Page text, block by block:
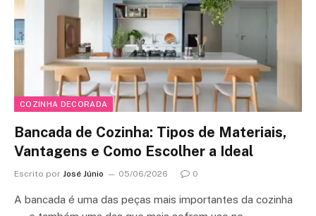
COZINHA DECORADA
Bancada de Cozinha: Tipos de Materiais,
Vantagens e Como Escolher a Ideal
Escrito por José Júnio 05/06/2026 0
A bancada é uma das peças mais importantes da cozinha